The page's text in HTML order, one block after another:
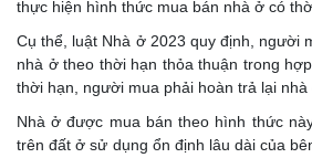
thực hiện hình thức mua bán nhà ở có
Cụ thể, luật Nhà ở 2023 quy định, người
nhà ở theo thời hạn thỏa thuận trong
thời hạn, người mua phải hoàn trả lại nhà
Nhà ở được mua bán theo hình thức
trên đất ở sử dụng ổn định lâu dài của